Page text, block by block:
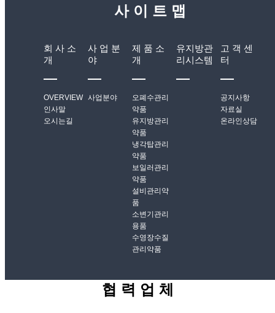
사 이 트 맵
회 사 소
개
OVERVIEW
인사말
오시는길
사 업 분
야
사업분야
제 품 소
개
오폐수관리
약품
유지방관리
약품
냉각탑관리
약품
보일러관리
약품
설비관리약
품
소변기관리
용품
수영장수질
관리약품
유지방관
리시스템
고 객 센
터
공지사항
자료실
온라인상담
협 력 업 체